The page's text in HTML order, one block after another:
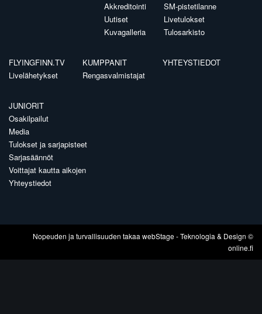
Akkreditointi
Uutiset
Kuvagalleria
SM-pistetilanne
Livetulokset
Tulosarkisto
FLYINGFINN.TV
Livelähetykset
KUMPPANIT
Rengasvalmistajat
YHTEYSTIEDOT
JUNIORIT
Osakilpailut
Media
Tulokset ja sarjapisteet
Sarjasäännöt
Voittajat kautta aikojen
Yhteystiedot
Nopeuden ja turvallisuuden takaawebStage- Teknologia & Design ©
online.fi